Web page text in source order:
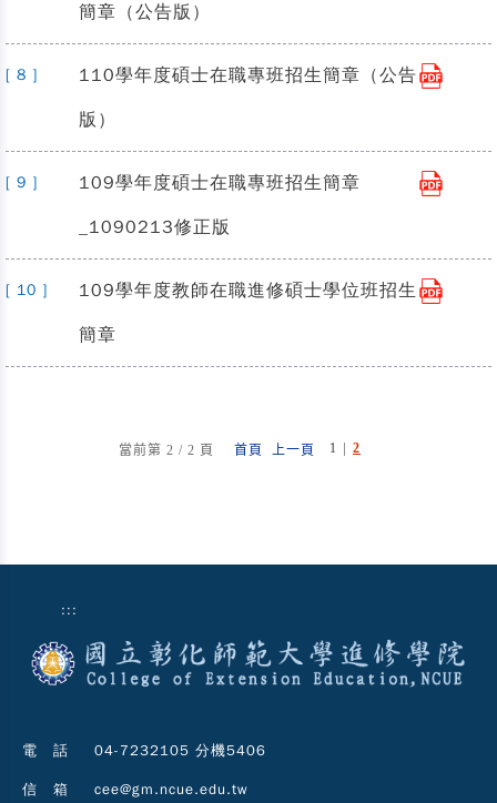
簡章（公告版）
[ 8 ]
110學年度碩士在職專班招生簡章（公告
版）
[ 9 ]
109學年度碩士在職專班招生簡章
_1090213修正版
[ 10 ]
109學年度教師在職進修碩士學位班招生
簡章
當前第 2 / 2 頁 首頁 上一頁 1 | 2
:::
電 話 04-7232105 分機5406
信 箱 cee@gm.ncue.edu.tw